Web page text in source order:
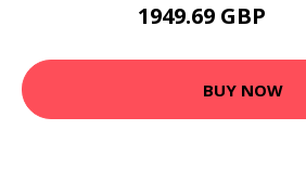
1949.69 GBP
BUY NOW